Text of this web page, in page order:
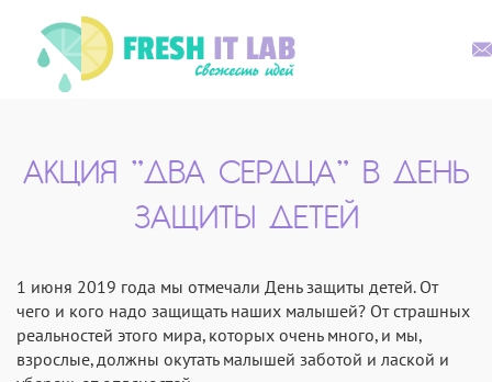
АКЦИЯ "ДВА СЕРДЦА" В ДЕНЬ
ЗАЩИТЫ ДЕТЕЙ
1 июня 2019 года мы отмечали День защиты детей. От
чего и кого надо защищать наших малышей? От страшных
реальностей этого мира, которых очень много, и мы,
взрослые, должны окутать малышей заботой и лаской и